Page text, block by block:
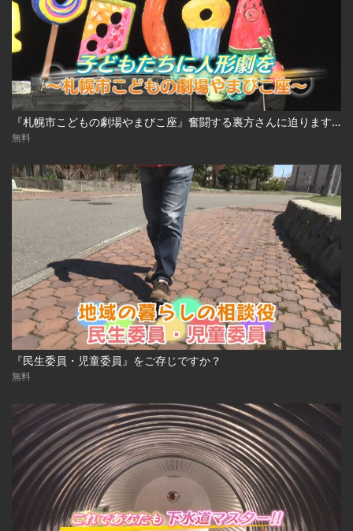
『札幌市こどもの劇場やまびこ座』奮闘する裏方さんに迫ります！
無料
『民生委員・児童委員』をご存じですか？
無料